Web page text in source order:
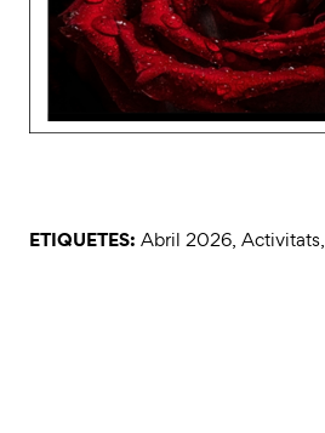
ETIQUETES: Abril 2026, Activitats,